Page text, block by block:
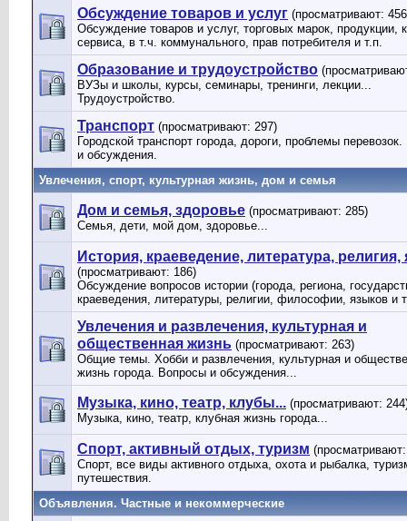
Обсуждение товаров и услуг (просматривают:
Обсуждение товаров и услуг, торговых марок, продукции,
сервиса, в т.ч. коммунального, прав потребителя и т.п.
Образование и трудоустройство
ВУЗы и школы, курсы, семинары, тренинги, лекции...
Трудоустройство.
Транспорт (просматривают: 297)
Городской транспорт города, дороги, проблемы
и обсуждения.
Увлечения, спорт, культурная жизнь, дом и семья
Дом и семья, здоровье (просматривают: 285)
Семья, дети, мой дом, здоровье...
История, краеведение, литература, религия,
(просматривают: 186)
Обсуждение вопросов истории (города, региона,
краеведения, литературы, религии, философии, языков и
Увлечения и развлечения, культурная и
общественная жизнь (просматривают: 263)
Общие темы. Хобби и развлечения, культурная и
жизнь города. Вопросы и обсуждения...
Музыка, кино, театр, клубы... (просматривают:
Музыка, кино, театр, клубная жизнь города...
Спорт, активный отдых, туризм
Спорт, все виды активного отдыха, охота и рыбалка,
путешествия.
Объявления. Частные и некоммерческие